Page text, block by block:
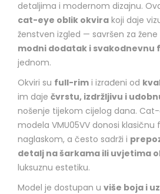
detaljima i modernom dizajnu.
cat-eye oblik okvira koji daje
ženstven izgled — savršen za žene
modni dodatak i svakodnevnu
jednom.
Okviri su full-rim i izrađeni od
im daje čvrstu, izdržljivu i
nošenje tijekom cijelog dana.
modela VMU05VV donosi
naglaskom, a često sadrži i
detalj na šarkama ili uvjetima
luksuznu estetiku.
Model je dostupan u više boja i